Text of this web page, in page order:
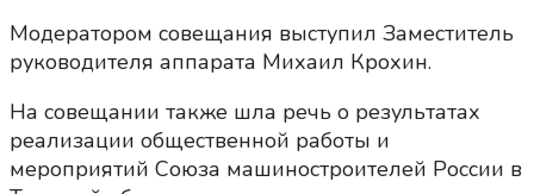
Модератором совещания выступил Заместитель
руководителя аппарата Михаил Крохин.
На совещании также шла речь о результатах
реализации общественной работы и
мероприятий Союза машиностроителей России в